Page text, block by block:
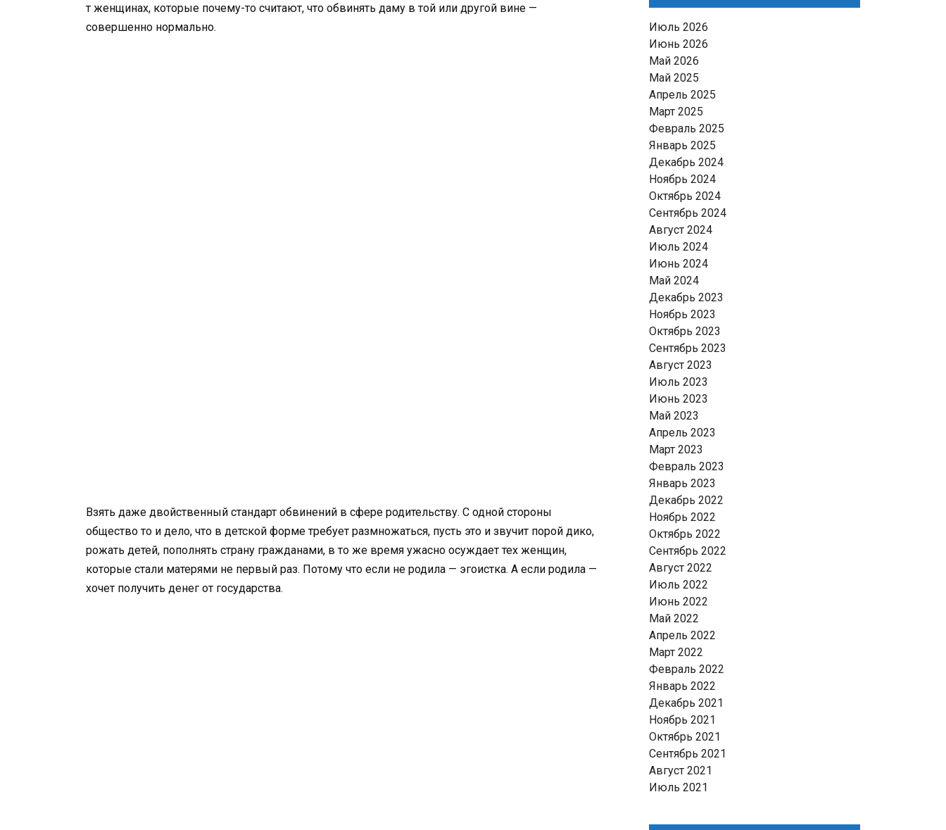
т женщинах, которые почему-то считают, что обвинять даму в той или другой вине —
совершенно нормально.
Взять даже двойственный стандарт обвинений в сфере родительству. С одной стороны
общество то и дело, что в детской форме требует размножаться, пусть это и звучит порой дико,
рожать детей, пополнять страну гражданами, в то же время ужасно осуждает тех женщин,
которые стали матерями не первый раз. Потому что если не родила — эгоистка. А если родила —
хочет получить денег от государства.
Июль 2026
Июнь 2026
Май 2026
Май 2025
Апрель 2025
Март 2025
Февраль 2025
Январь 2025
Декабрь 2024
Ноябрь 2024
Октябрь 2024
Сентябрь 2024
Август 2024
Июль 2024
Июнь 2024
Май 2024
Декабрь 2023
Ноябрь 2023
Октябрь 2023
Сентябрь 2023
Август 2023
Июль 2023
Июнь 2023
Май 2023
Апрель 2023
Март 2023
Февраль 2023
Январь 2023
Декабрь 2022
Ноябрь 2022
Октябрь 2022
Сентябрь 2022
Август 2022
Июль 2022
Июнь 2022
Май 2022
Апрель 2022
Март 2022
Февраль 2022
Январь 2022
Декабрь 2021
Ноябрь 2021
Октябрь 2021
Сентябрь 2021
Август 2021
Июль 2021